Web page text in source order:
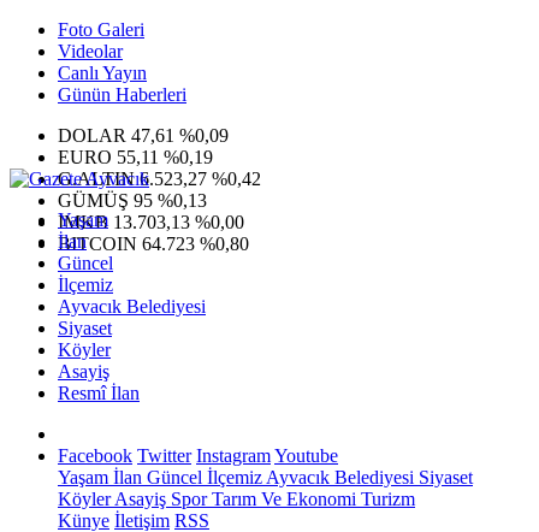
Foto Galeri
Videolar
Canlı Yayın
Günün Haberleri
DOLAR 47,61 %0,09
EURO 55,11 %0,19
G.ALTIN6.523,27 %0,42
GÜMÜŞ 95 %0,13
IMKB 13.703,13 %0,00
BITCOIN 64.723 %0,80
Yaşam
İlan
Güncel
İlçemiz
Ayvacık Belediyesi
Siyaset
Köyler
Asayiş
Resmî İlan
Facebook Twitter InstagramYoutube
Yaşam İlan Güncel İlçemiz Ayvacık Belediyesi Siyaset
KöylerAsayiş SporTarım Ve Ekonomi Turizm
Künye İletişim RSS